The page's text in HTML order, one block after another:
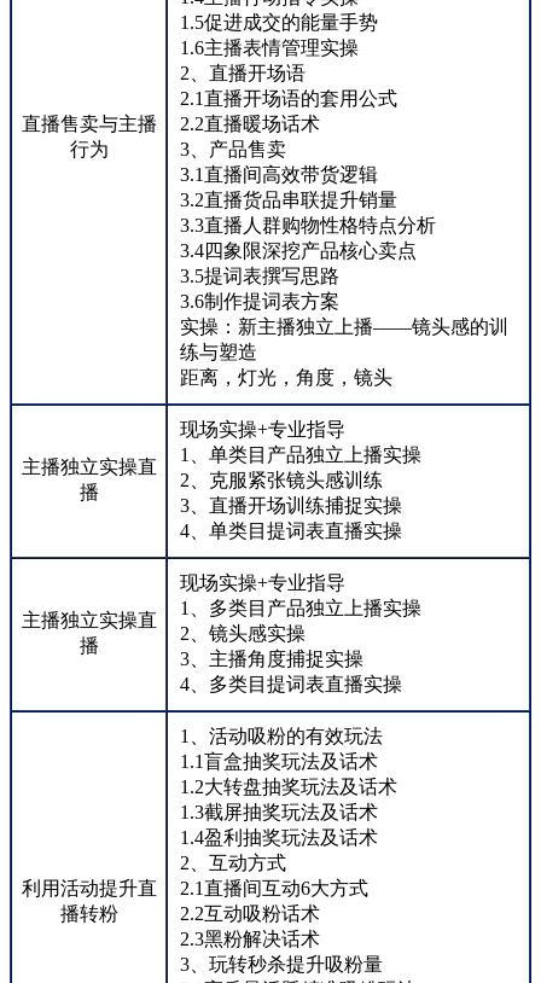
直播售卖与主播
行为
1.5促进成交的能量手势
1.6主播表情管理实操
2、直播开场语
2.1直播开场语的套用公式
2.2直播暖场话术
3、产品售卖
3.1直播间高效带货逻辑
3.2直播货品串联提升销量
3.3直播人群购物性格特点分析
3.4四象限深挖产品核心卖点
3.5提词表撰写思路
3.6制作提词表方案
实操：新主播独立上播——镜头感的训
练与塑造
距离，灯光，角度，镜头
主播独立实操直
播
现场实操+专业指导
1、单类目产品独立上播实操
2、克服紧张镜头感训练
3、直播开场训练捕捉实操
4、单类目提词表直播实操
主播独立实操直
播
现场实操+专业指导
1、多类目产品独立上播实操
2、镜头感实操
3、主播角度捕捉实操
4、多类目提词表直播实操
利用活动提升直
播转粉
1、活动吸粉的有效玩法
1.1盲盒抽奖玩法及话术
1.2大转盘抽奖玩法及话术
1.3截屏抽奖玩法及话术
1.4盈利抽奖玩法及话术
2、互动方式
2.1直播间互动6大方式
2.2互动吸粉话术
2.3黑粉解决话术
3、玩转秒杀提升吸粉量